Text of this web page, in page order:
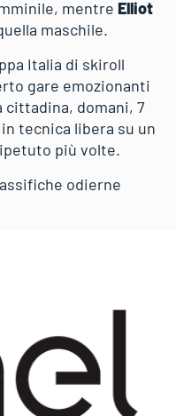
mentre Elliot
maschile.
Italia di skiroll
gare emozionanti
cittadina, domani, 7
tecnica libera su un
più volte.
odierne